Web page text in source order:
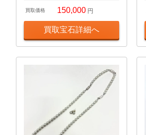
買取価格 150,000 円
買取宝石詳細へ